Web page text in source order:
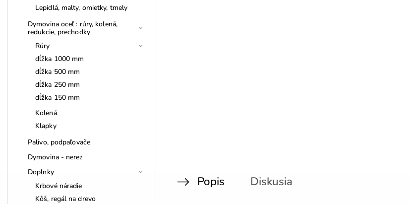
Lepidlá, malty, omietky, tmely
Dymovina oceľ : rúry, kolená,
redukcie, prechodky
Rúry
dĺžka 1000 mm
dĺžka 500 mm
dĺžka 250 mm
dĺžka 150 mm
Kolená
Klapky
Palivo, podpaľovače
Dymovina - nerez
Doplnky
Krbové náradie
Kôš, regál na drevo
Popis Diskusia